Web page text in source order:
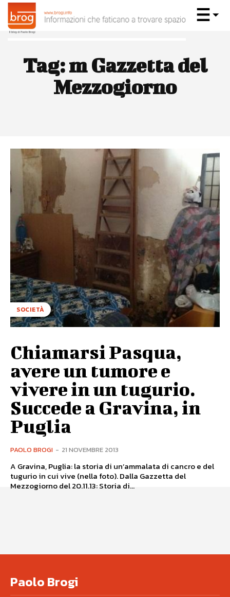
Tag:m Gazzetta del
Mezzogiorno
SOCIETÀ
Chiamarsi Pasqua,
avere un tumore e
vivere in un tugurio.
Succede a Gravina, in
Puglia
PAOLO BROGI - 21 NOVEMBRE 2013
A Gravina, Puglia: la storia di un’ammalata di cancro e del
tugurio in cui vive (nella foto). Dalla Gazzetta del
Mezzogiorno del 20.11.13: Storia di...
Paolo Brogi